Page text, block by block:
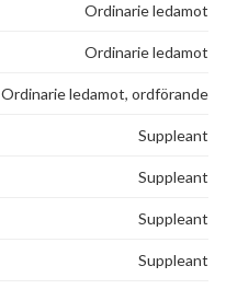
Ordinarie ledamot
Ordinarie ledamot
Ordinarie ledamot, ordförande
Suppleant
Suppleant
Suppleant
Suppleant